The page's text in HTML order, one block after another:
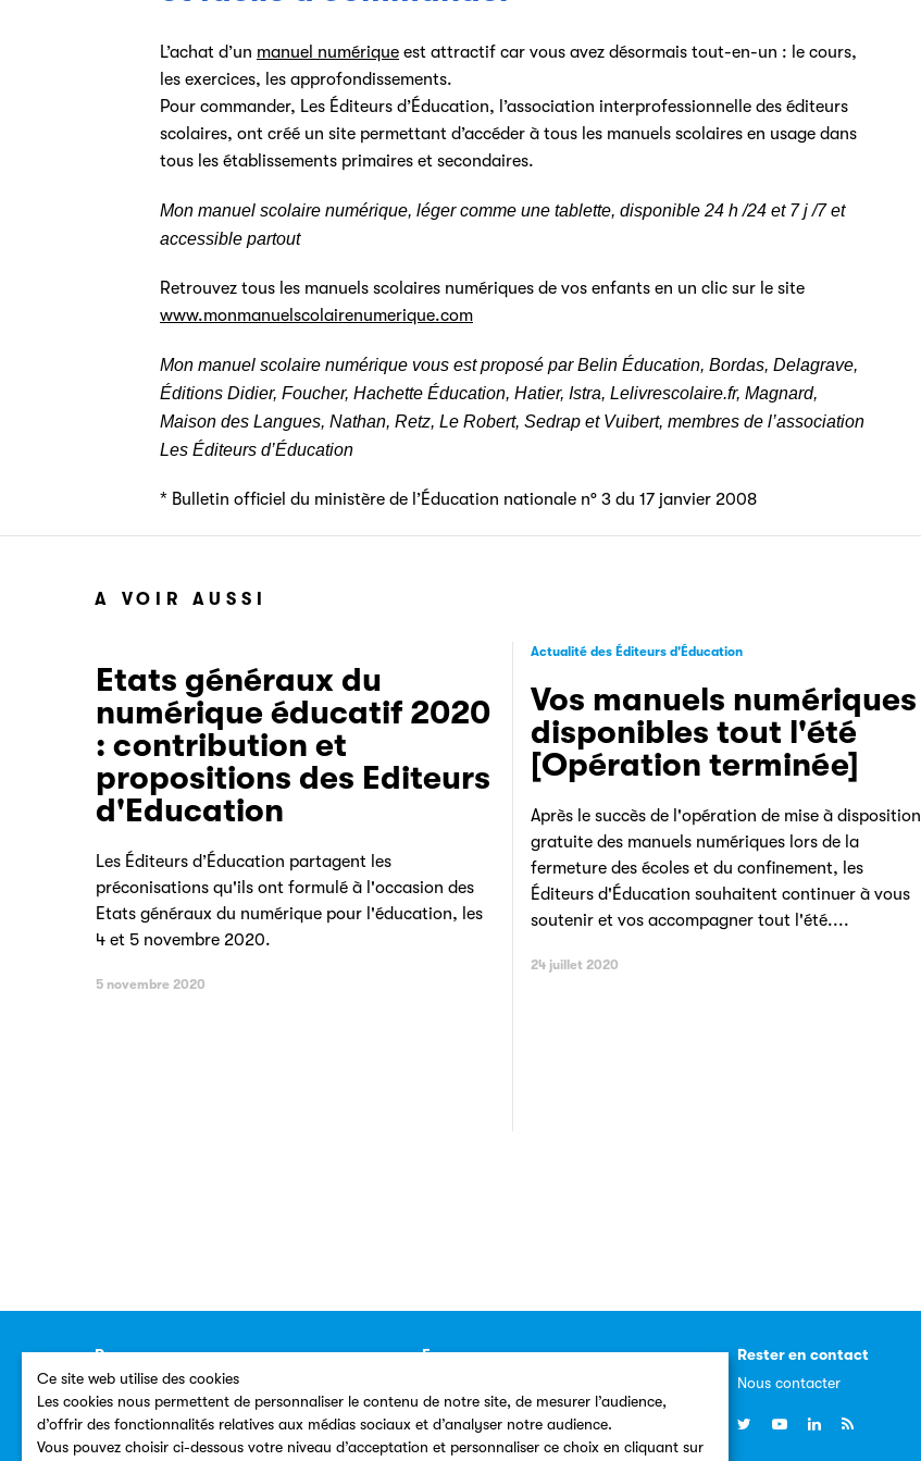
Ce site web utilise des cookies
Les cookies nous permettent de personnaliser le contenu de notre site, de mesurer l’audience,
d’offrir des fonctionnalités relatives aux médias sociaux et d’analyser notre audience.
Vous pouvez choisir ci-dessous votre niveau d’acceptation et personnaliser ce choix en cliquant sur
L’achat d’un manuel numérique est attractif car vous avez désormais tout-en-un : le cours,
les exercices, les approfondissements.
Pour commander, Les Éditeurs d’Éducation, l’association interprofessionnelle des éditeurs
scolaires, ont créé un site permettant d’accéder à tous les manuels scolaires en usage dans
tous les établissements primaires et secondaires.
Mon manuel scolaire numérique, léger comme une tablette, disponible 24 h /24 et 7 j /7 et
accessible partout
Retrouvez tous les manuels scolaires numériques de vos enfants en un clic sur le site
www.monmanuelscolairenumerique.com
Mon manuel scolaire numérique vous est proposé par Belin Éducation, Bordas, Delagrave,
Éditions Didier, Foucher, Hachette Éducation, Hatier, Istra, Lelivrescolaire.fr, Magnard,
Maison des Langues, Nathan, Retz, Le Robert, Sedrap et Vuibert, membres de l’association
Les Éditeurs d’Éducation
* Bulletin officiel du ministère de l’Éducation nationale n° 3 du 17 janvier 2008
A VOIR AUSSI
Etats généraux du
numérique éducatif 2020
: contribution et
propositions des Editeurs
d'Education
Les Éditeurs d’Éducation partagent les
préconisations qu'ils ont formulé à l'occasion des
Etats généraux du numérique pour l'éducation, les
4 et 5 novembre 2020.
5 novembre 2020
Actualité des Éditeurs d'Éducation
Vos manuels numériques
disponibles tout l'été
[Opération terminée]
Après le succès de l'opération de mise à disposition
gratuite des manuels numériques lors de la
fermeture des écoles et du confinement, les
Éditeurs d'Éducation souhaitent continuer à vous
soutenir et vos accompagner tout l'été....
24 juillet 2020
Ressources
Annuaire
Plan du site
Espace presse
Dossiers, communiqués
Rester en contact
Nous contacter